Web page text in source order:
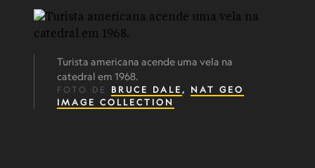
Turista americana acende uma vela na
catedral em 1968.
FOTO DE BRUCE DALE , NAT GEO
IMAGE COLLECTION